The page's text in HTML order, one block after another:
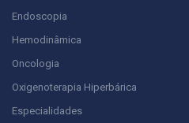
Endoscopia
Hemodinâmica
Oncologia
Oxigenoterapia Hiperbárica
Especialidades